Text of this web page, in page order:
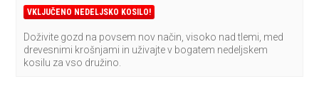
VKLJUČENO NEDELJSKO KOSILO!
Doživite gozd na povsem nov način, visoko nad tlemi, med
drevesnimi krošnjami in uživajte v bogatem nedeljskem
kosilu za vso družino.